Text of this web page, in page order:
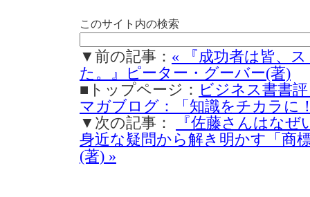
このサイト内の検索
▼前の記事： « 『成功者は皆、
た。』ピーター・グーバー(著)
■トップページ： ビジネス書書
マガブログ：「知識をチカラに
▼次の記事：
『佐藤さんはな
身近な疑問から解き明かす「商
(著) »